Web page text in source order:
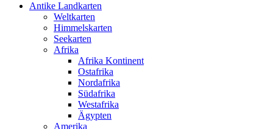
Antike Landkarten
Weltkarten
Himmelskarten
Seekarten
Afrika
Afrika Kontinent
Ostafrika
Nordafrika
Südafrika
Westafrika
Ägypten
Amerika